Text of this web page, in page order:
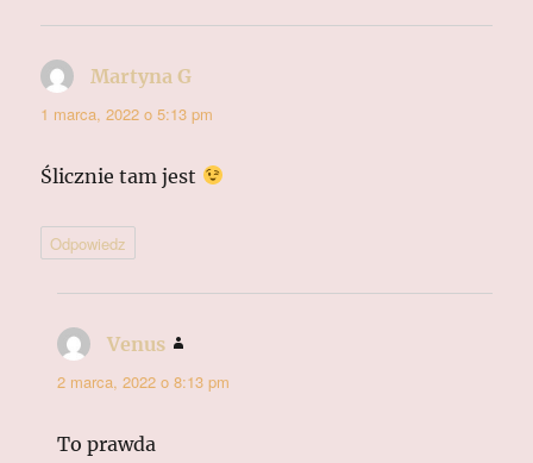
Martyna G
1 marca, 2022 o 5:13 pm
Ślicznie tam jest
Odpowiedz
Venus
2 marca, 2022 o 8:13 pm
To prawda